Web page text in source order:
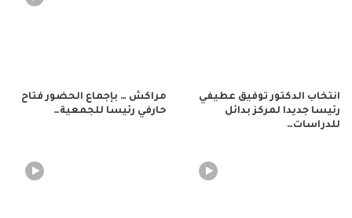
انتخاب الدكتور توفيق عطيفي
رئيسا جديدا لمركز بدائل
للدراسات…
مراكش … بإجماع الحضور فتاح
حارفي رئيسا للجمعية…